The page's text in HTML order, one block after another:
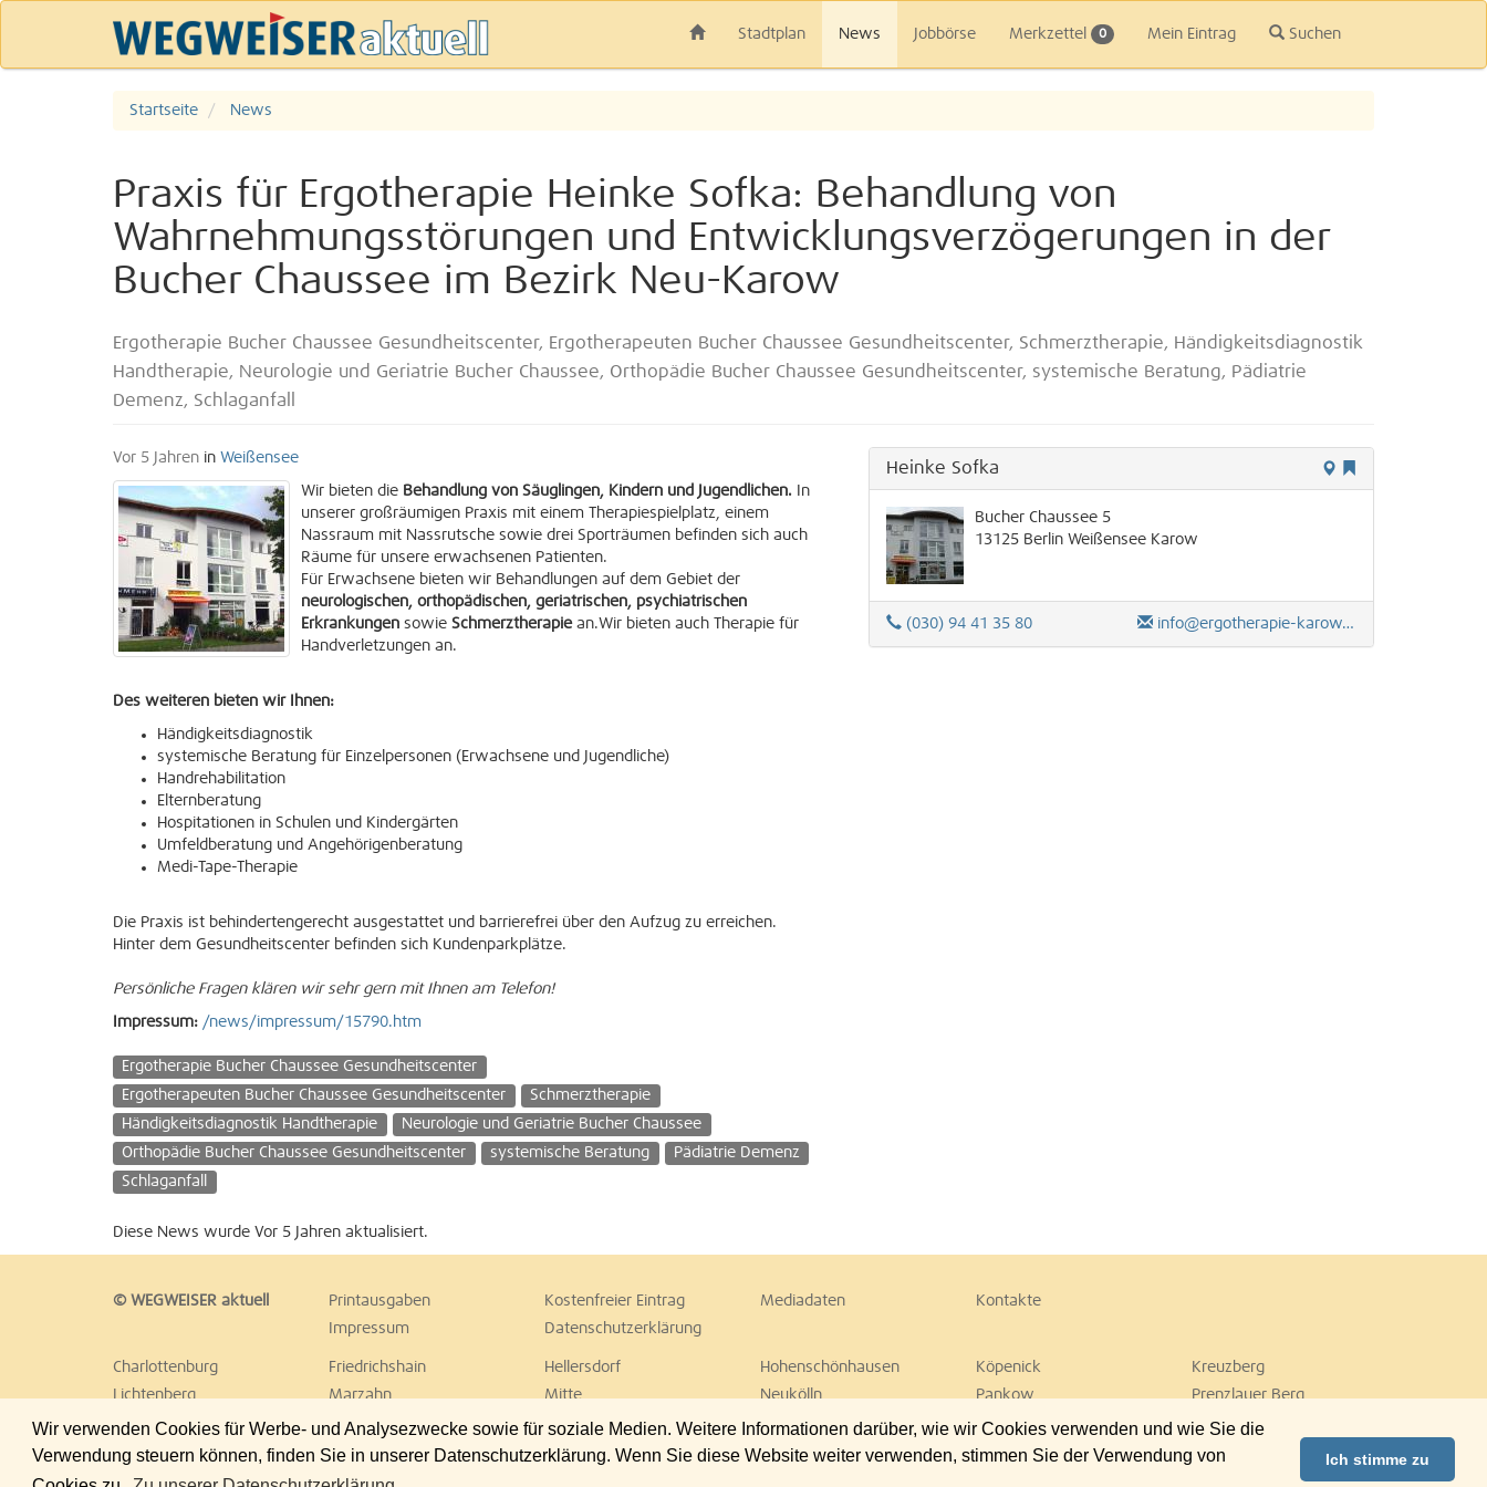
Wir verwenden Cookies für Werbe- und Analysezwecke sowie für soziale Medien. Weitere Informationen darüber, wie wir Cookies verwenden und wie Sie die
Verwendung steuern können, finden Sie in unserer Datenschutzerklärung. Wenn Sie diese Website weiter verwenden, stimmen Sie der Verwendung von
Ich stimme zu
Stadtplan News Jobbörse Merkzettel 0 Mein Eintrag Suchen
Startseite News
Praxis für Ergotherapie Heinke Sofka: Behandlung von
Wahrnehmungsstörungen und Entwicklungsverzögerungen in der
Bucher Chaussee im Bezirk Neu-Karow
Ergotherapie Bucher Chaussee Gesundheitscenter, Ergotherapeuten Bucher Chaussee Gesundheitscenter, Schmerztherapie, Händigkeitsdiagnostik
Handtherapie, Neurologie und Geriatrie Bucher Chaussee, Orthopädie Bucher Chaussee Gesundheitscenter, systemische Beratung, Pädiatrie
Demenz, Schlaganfall
Vor 5 Jahren in Weißensee
Wir bieten die Behandlung von Säuglingen, Kindern und Jugendlichen. In
unserer großräumigen Praxis mit einem Therapiespielplatz, einem
Nassraum mit Nassrutsche sowie drei Sporträumen befinden sich auch
Räume für unsere erwachsenen Patienten.
Für Erwachsene bieten wir Behandlungen auf dem Gebiet der
neurologischen, orthopädischen, geriatrischen, psychiatrischen
Erkrankungen sowie Schmerztherapiean.Wir bieten auch Therapie für
Handverletzungen an.
Des weiteren bieten wir Ihnen:
Händigkeitsdiagnostik
systemische Beratung für Einzelpersonen (Erwachsene und Jugendliche)
Handrehabilitation
Elternberatung
Hospitationen in Schulen und Kindergärten
Umfeldberatung und Angehörigenberatung
Medi-Tape-Therapie
Die Praxis ist behindertengerecht ausgestattet und barrierefrei über den Aufzug zu erreichen.
Hinter dem Gesundheitscenter befinden sich Kundenparkplätze.
Persönliche Fragen klären wir sehr gern mit Ihnen am Telefon!
Impressum: /news/impressum/15790.htm
Ergotherapie Bucher Chaussee Gesundheitscenter
Ergotherapeuten Bucher Chaussee Gesundheitscenter
Schmerztherapie
Händigkeitsdiagnostik Handtherapie
Neurologie und Geriatrie Bucher Chaussee
Orthopädie Bucher Chaussee Gesundheitscenter
systemische Beratung
Pädiatrie Demenz
Schlaganfall
Diese News wurde Vor 5 Jahren aktualisiert.
Heinke Sofka
Bucher Chaussee 5
13125 Berlin WeißenseeKarow
(030) 94 41 35 80 info@ergotherapie-karow.de
© WEGWEISER aktuell Printausgaben Kostenfreier Eintrag Mediadaten
Kontakte
Impressum
Datenschutzerklärung
Charlottenburg Friedrichshain Hellersdorf Hohenschönhausen Köpenick
Kreuzberg
Lichtenberg
Marzahn Mitte Neukölln Pankow
Prenzlauer Berg
Reinickendorf
Schöneberg Spandau Steglitz Tempelhof
Tiergarten
Treptow
Umland Ost Wedding Weißensee Wilmersdorf Zehlendorf